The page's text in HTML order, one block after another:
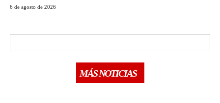
6 de agosto de 2026
MÁS NOTICIAS